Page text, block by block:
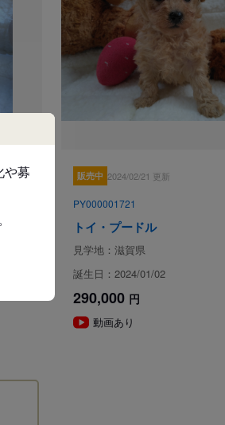
や募
犬の引き渡しは禁止されています。
うえ、生後57日以降の日程でご決定くだ
日本犬種（柴犬、秋田犬、紀州犬、甲斐犬
していれば販売、引渡しができるものと
を事業所に限定する
、お迎えいただきますよう、お願いいたし
販売中 2024/02/21 更新
PY000001721
トイ・プードル
見学地：滋賀県
誕生日：2024/01/02
290,000 円
動画あり